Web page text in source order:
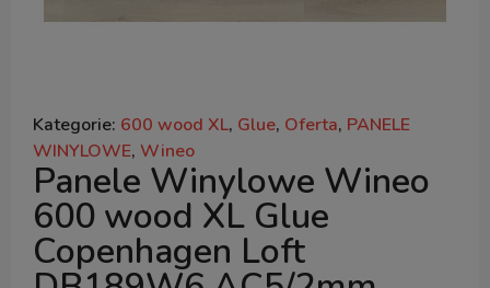
Kategorie: 600 wood XL, Glue, Oferta, PANELE
WINYLOWE, Wineo
Panele Winylowe Wineo
600 wood XL Glue
Copenhagen Loft